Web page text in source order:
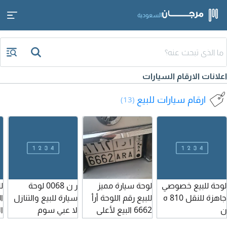
السعودية
اعلانات الارقام السيارات
ارقام سيارات للبيع (13)
لوحة للبيع خصوصي
جاهزة للنقل 810 ه
ن
لوحة سيارة مميز
للبيع رقم اللوحة أرأ
6662 البيع لأعلى
سعر للتواصل
ر ن 0068 لوحة
سيارة للبيع والتنازل
لا عبي سوم
للتواصل اضغط زر